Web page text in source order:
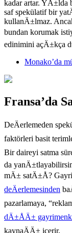
kadar artar.
saf spekülatif bir
kullanÄ±lmaz.
bundan korumak
edinimini açÄ±kça
Monako’da
Fransa’da
DeÄerlemeden
faktörleri basit
Bir daireyi satma
da
mÄ± satÄ±Å?
deÄerlemesinden
pazarlamaya,
dÄ±ÅÄ±
kaynaÄÄ± içerir.